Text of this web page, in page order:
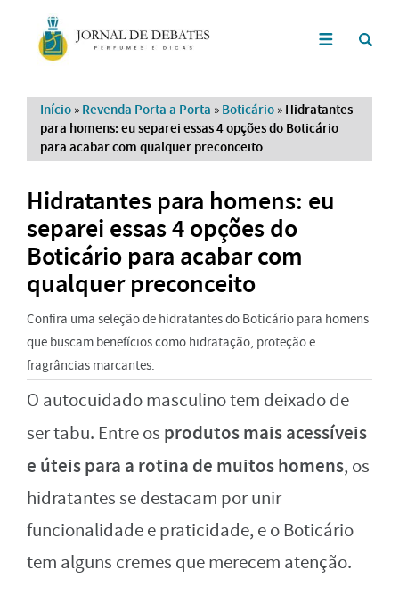
Início » Revenda Porta a Porta » Boticário » Hidratantes
para homens: eu separei essas 4 opções do Boticário
para acabar com qualquer preconceito
Hidratantes para homens: eu
separei essas 4 opções do
Boticário para acabar com
qualquer preconceito
Confira uma seleção de hidratantes do Boticário para homens
que buscam benefícios como hidratação, proteção e
fragrâncias marcantes.
O autocuidado masculino tem deixado de
ser tabu. Entre os produtos mais acessíveis
e úteis para a rotina de muitos homens, os
hidratantes se destacam por unir
funcionalidade e praticidade, e o Boticário
tem alguns cremes que merecem atenção.